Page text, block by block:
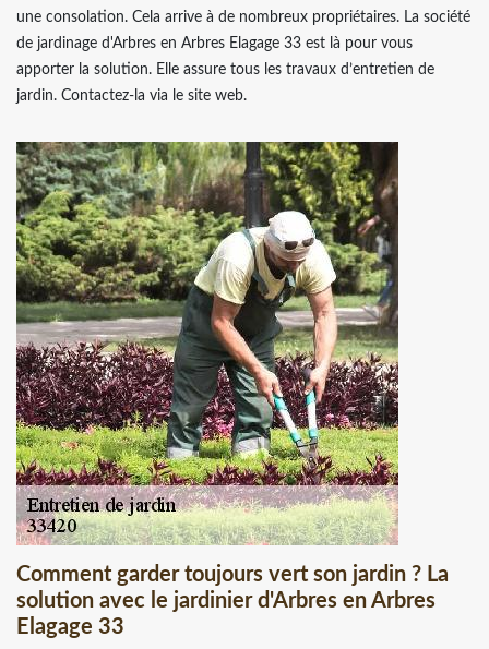
une consolation. Cela arrive à de nombreux propriétaires. La société
de jardinage d'Arbres en Arbres Elagage 33 est là pour vous
apporter la solution. Elle assure tous les travaux d’entretien de
jardin. Contactez-la via le site web.
Comment garder toujours vert son jardin ? La
solution avec le jardinier d'Arbres en Arbres
Elagage 33